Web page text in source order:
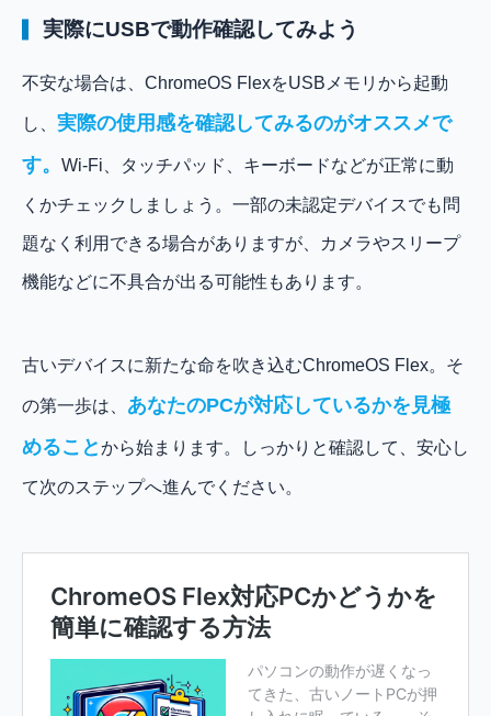
実際にUSBで動作確認してみよう
不安な場合は、ChromeOS FlexをUSBメモリから起動
し、 実際の使用感を確認してみるのがオススメで
す。 Wi-Fi、タッチパッド、キーボードなどが正常に動
くかチェックしましょう。一部の未認定デバイスでも問
題なく利用できる場合がありますが、カメラやスリープ
機能などに不具合が出る可能性もあります。
古いデバイスに新たな命を吹き込むChromeOS Flex。そ
の第一歩は、 あなたのPCが対応しているかを見極
めることから始まります。しっかりと確認して、安心し
て次のステップへ進んでください。